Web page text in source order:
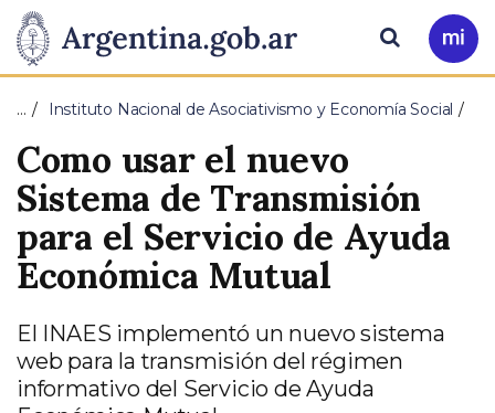
Presidencia
de
la
Nación
Pasar al contenido principal
Ir
a
Buscar
… Instituto Nacional de Asociativismo y Economía Social
Como usar el nuevo
Sistema de Transmisión
para el Servicio de Ayuda
Económica Mutual
El INAES implementó un nuevo sistema
web para la transmisión del régimen
informativo del Servicio de Ayuda